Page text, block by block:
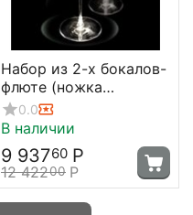
Набор из 2-х бокалов-
флюте (ножка
подсвечивается)
HighLight, 290 мл, D82
0.0
В наличии
9 93760 Р
12 42200 Р